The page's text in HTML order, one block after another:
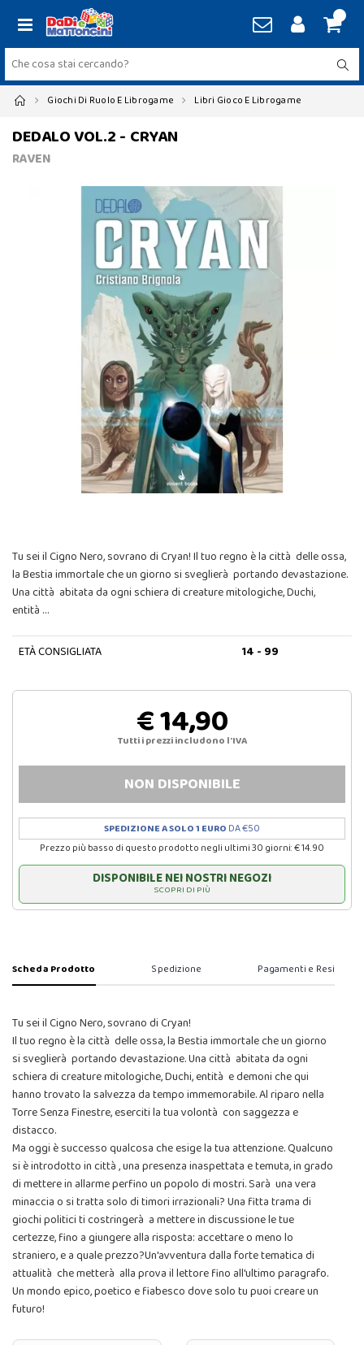
Giochi Di Ruolo E Librogame Libri Gioco E Librogame
DEDALO VOL.2 - CRYAN
RAVEN
Tu sei il Cigno Nero, sovrano di Cryan! Il tuo regno è la città delle ossa,
la Bestia immortale che un giorno si sveglierà portando devastazione.
Una città abitata da ogni schiera di creature mitologiche, Duchi,
entità …
ETÀ CONSIGLIATA 14 - 99
€ 14,90
Tutti i prezzi includono l'IVA
NON DISPONIBILE
SPEDIZIONE A SOLO 1 EURO DA €50
Prezzo più basso di questo prodotto negli ultimi 30 giorni: € 14.90
DISPONIBILE NEI NOSTRI NEGOZI
SCOPRI DI PIÙ
Scheda Prodotto Spedizione Pagamenti e Resi
Tu sei il Cigno Nero, sovrano di Cryan!
Il tuo regno è la città delle ossa, la Bestia immortale che un giorno
si sveglierà portando devastazione. Una città abitata da ogni
schiera di creature mitologiche, Duchi, entità e demoni che qui
hanno trovato la salvezza da tempo immemorabile. Al riparo nella
Torre Senza Finestre, eserciti la tua volontà con saggezza e
distacco.
Ma oggi è successo qualcosa che esige la tua attenzione. Qualcuno
si è introdotto in città , una presenza inaspettata e temuta, in grado
di mettere in allarme perfino un popolo di mostri. Sarà una vera
minaccia o si tratta solo di timori irrazionali? Una fitta trama di
giochi politici ti costringerà a mettere in discussione le tue
certezze, fino a giungere alla risposta: accettare o meno lo
straniero, e a quale prezzo?Un'avventura dalla forte tematica di
attualità che metterà alla prova il lettore fino all'ultimo paragrafo.
Un mondo epico, poetico e fiabesco dove solo tu puoi creare un
futuro!